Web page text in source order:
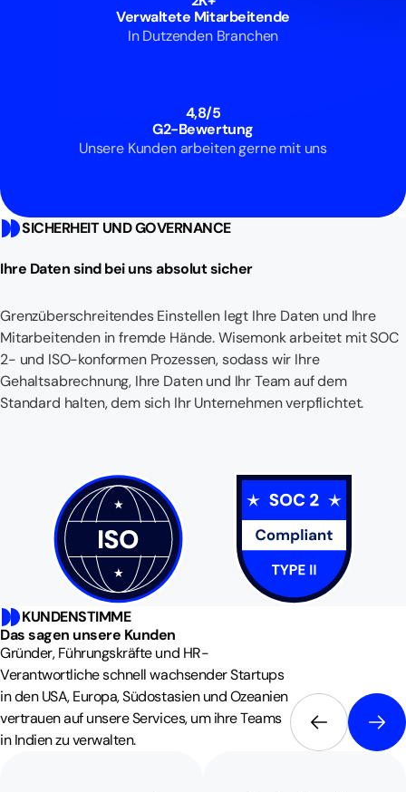
Verwaltete Mitarbeitende
In Dutzenden Branchen
4,8/5
G2-Bewertung
Unsere Kunden arbeiten gerne mit uns
SICHERHEIT UND GOVERNANCE
Ihre Daten sind bei uns absolut sicher
Grenzüberschreitendes Einstellen legt Ihre Daten und Ihre
Mitarbeitenden in fremde Hände. Wisemonk arbeitet mit SOC
2- und ISO-konformen Prozessen, sodass wir Ihre
Gehaltsabrechnung, Ihre Daten und Ihr Team auf dem
Standard halten, dem sich Ihr Unternehmen verpflichtet.
KUNDENSTIMME
Das sagen unsere Kunden
Gründer, Führungskräfte und HR-
Verantwortliche schnell wachsender Startups
in den USA, Europa, Südostasien und Ozeanien
vertrauen auf unsere Services, um ihre Teams
in Indien zu verwalten.